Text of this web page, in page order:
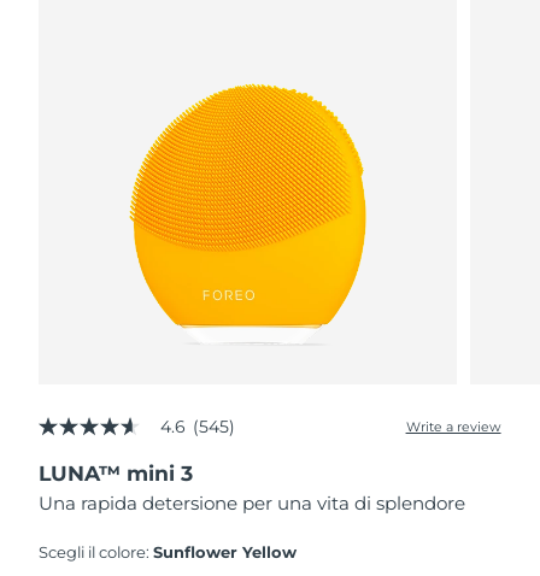
4.6
of
5
stars,
rating
4.6 (545) Write a review
LUNA™ mini 3
Una rapida detersione per una vita di splendore
Scegli il colore:Sunflower Yellow